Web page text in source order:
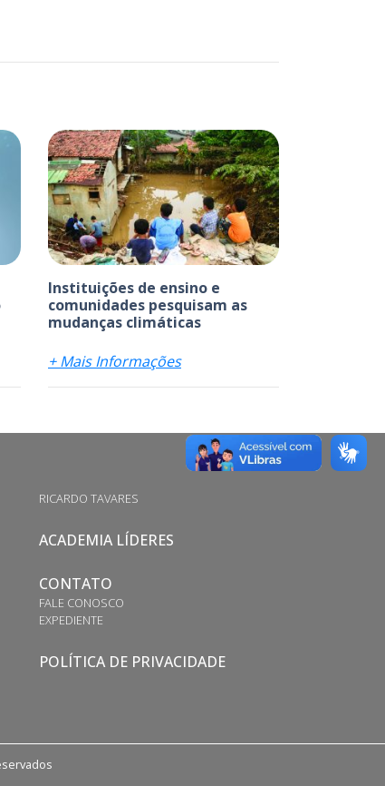
Instituições de ensino e
comunidades pesquisam as
mudanças climáticas
+ Mais Informações
RICARDO TAVARES
ACADEMIA LÍDERES
CONTATO
FALE CONOSCO
EXPEDIENTE
POLÍTICA DE PRIVACIDADE